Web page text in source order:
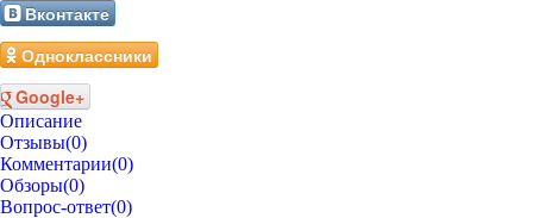
Вконтакте
Одноклассники
Google+
Описание
Отзывы(0)
Комментарии(0)
Обзоры(0)
Вопрос-ответ(0)